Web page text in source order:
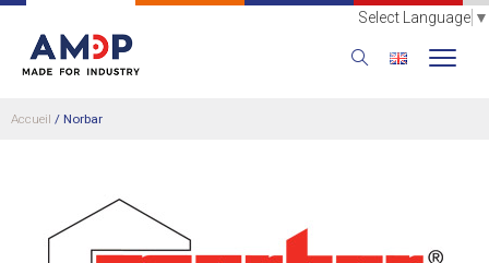
Select Language ▼
Accueil / Norbar